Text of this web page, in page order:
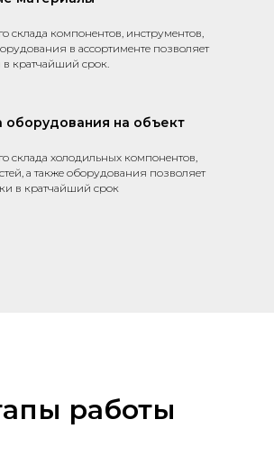
склада компонентов, инструментов,
в ассортименте позволяет
кратчайший срок.
оборудования на объект
склада холодильных компонентов,
а также оборудования позволяет
в кратчайший срок
работы